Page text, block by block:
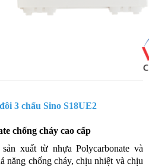
3 chấu Sino S18UE2
chống cháy cao cấp
xuất từ nhựa Polycarbonate và
năng chống cháy, chịu nhiệt và chịu